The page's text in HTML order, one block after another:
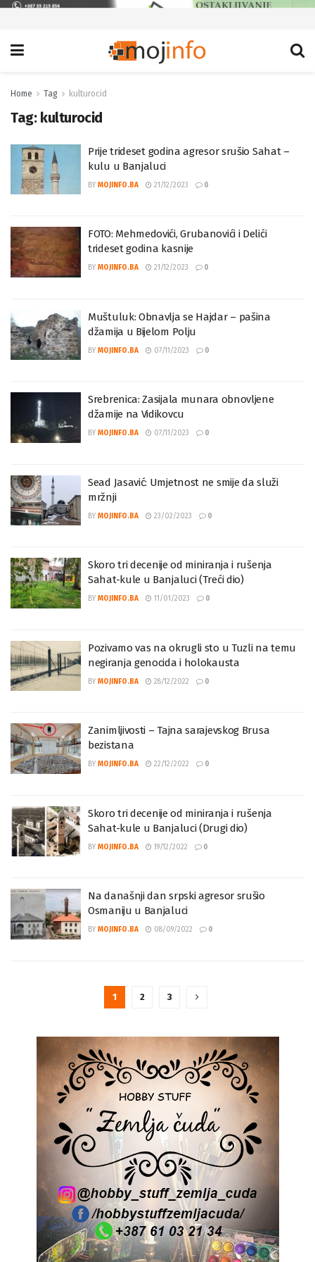
Home Tag kulturocid
Tag: kulturocid
Prije trideset godina agresor srušio Sahat –
kulu u Banjaluci
BY MOJINFO.BA 21/12/2023 0
FOTO: Mehmedovići, Grubanovići i Delići
trideset godina kasnije
BY MOJINFO.BA 21/12/2023 0
Muštuluk: Obnavlja se Hajdar – pašina
džamija u Bijelom Polju
BY MOJINFO.BA 07/11/2023 0
Srebrenica: Zasijala munara obnovljene
džamije na Vidikovcu
BY MOJINFO.BA 07/11/2023 0
Sead Jasavić: Umjetnost ne smije da služi
mržnji
BY MOJINFO.BA 23/02/2023 0
Skoro tri decenije od miniranja i rušenja
Sahat-kule u Banjaluci (Treći dio)
BY MOJINFO.BA 11/01/2023 0
Pozivamo vas na okrugli sto u Tuzli na temu
negiranja genocida i holokausta
BY MOJINFO.BA 28/12/2022 0
Zanimljivosti – Tajna sarajevskog Brusa
bezistana
BY MOJINFO.BA 22/12/2022 0
Skoro tri decenije od miniranja i rušenja
Sahat-kule u Banjaluci (Drugi dio)
BY MOJINFO.BA 19/12/2022 0
Na današnji dan srpski agresor srušio
Osmaniju u Banjaluci
BY MOJINFO.BA 08/09/2022 0
1 2 3